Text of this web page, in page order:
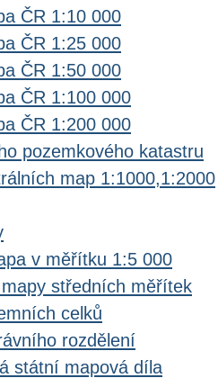
ČR 1:10 000
ČR 1:25 000
ČR 1:50 000
ČR 1:100 000
ČR 1:200 000
pozemkového katastru
map 1:1000,1:2000
v měřítku 1:5 000
středních měřítek
celků
rozdělení
státní mapová díla